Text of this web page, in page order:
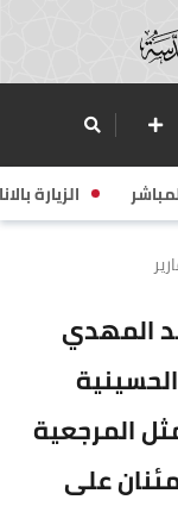
الزيارة
المهدي
المرجعية
على